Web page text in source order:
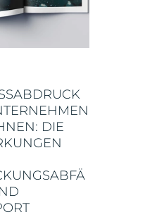
V
B
DIE A
V
T